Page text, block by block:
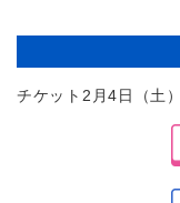
チケット2月4日（土